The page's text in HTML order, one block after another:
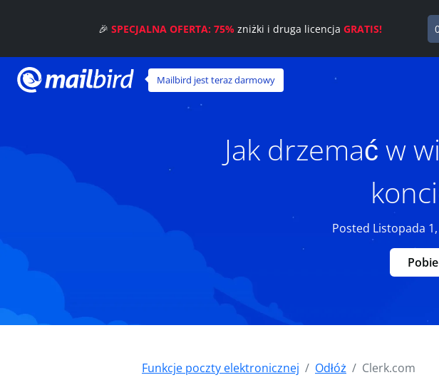
Mailbird jest teraz darmowy
Jak drzemać w
Posted Listopada
Funkcje poczty elektronicznej Odłóż Clerk.com
🎉SPECJALNA OFERTA: 75% zniżki i druga licencjaGRATIS!